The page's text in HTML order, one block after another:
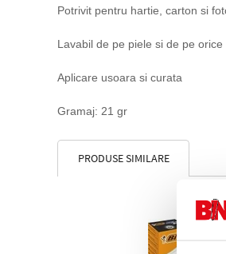
Potrivit pentru hartie, carton si
Lavabil de pe piele si de pe orice
Aplicare usoara si curata
Gramaj: 21 gr
PRODUSE SIMILARE